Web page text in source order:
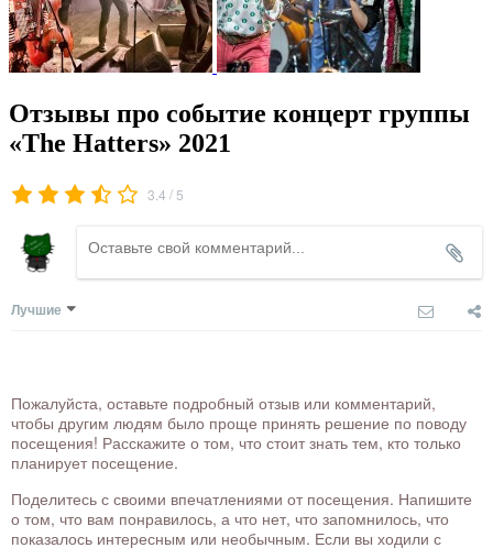
Отзывы про событие концерт группы
«The Hatters» 2021
3.4 / 5
Лучшие
Пожалуйста, оставьте подробный отзыв или комментарий,
чтобы другим людям было проще принять решение по поводу
посещения! Расскажите о том, что стоит знать тем, кто только
планирует посещение.
Поделитесь с своими впечатлениями от посещения. Напишите
о том, что вам понравилось, а что нет, что запомнилось, что
показалось интересным или необычным. Если вы ходили с